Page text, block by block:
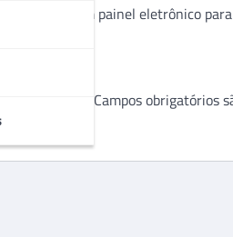
a contar com painel eletrônico
publicado. Campos obrigatórios